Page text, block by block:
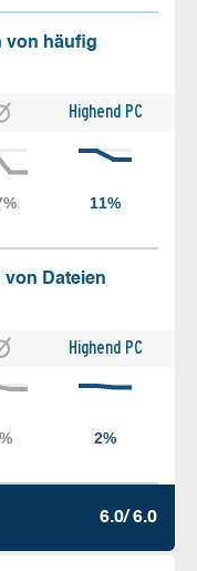
von häufig
Highend PC
Dateien
Highend PC
6.0/ 6.0